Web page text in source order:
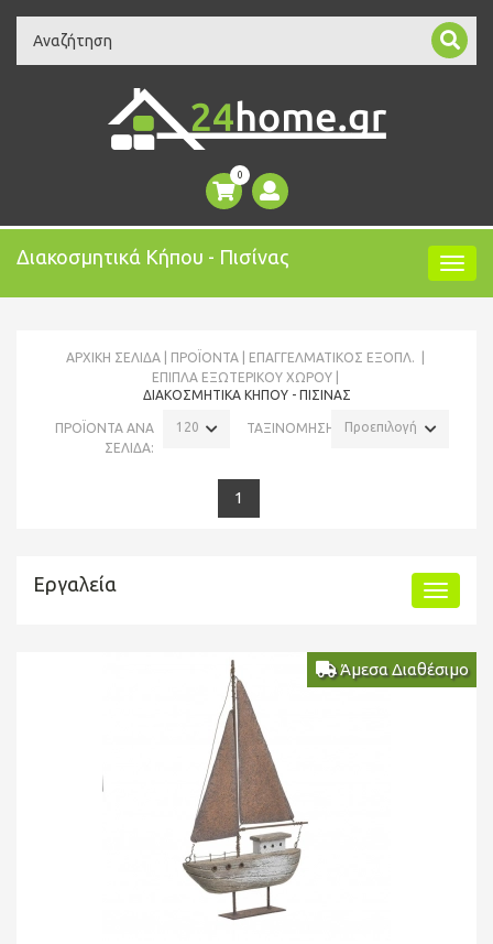
Search
0
Διακοσμητικά Κήπου - Πισίνας
ΑΡΧΙΚΉ ΣΕΛΊΔΑ ΠΡΟΪΌΝΤΑ
ΕΠΑΓΓΕΛΜΑΤΙΚΟΣ ΕΞΟΠΛ.
ΈΠΙΠΛΑ ΕΞΩΤΕΡΙΚΟΎ ΧΏΡΟΥ
ΔΙΑΚΟΣΜΗΤΙΚΆ ΚΉΠΟΥ - ΠΙΣΊΝΑΣ
ΠΡΟΪΟΝΤΑ ΑΝΑ
ΣΕΛΙΔΑ:
120 ΤΑΞΙΝΟΜΗΣΗ: Προεπιλογή
1
Εργαλεία
Άμεσα Διαθέσιμο